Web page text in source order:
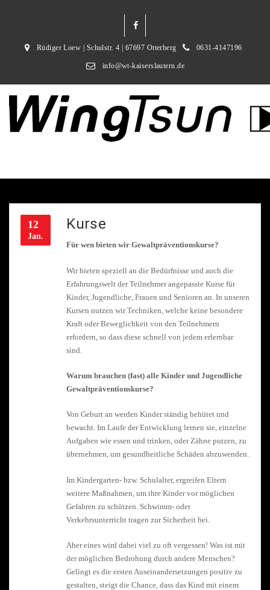
Rüdiger Loew | Schulstr. 4 | 67697 Otterberg 0631-4147196
info@wt-kaiserslautern.de
12
Jan.
Kurse
Für wen bieten wir Gewaltpräventionskurse?
Wir bieten speziell an die Bedürfnisse und auch die
Erfahrungswelt der Teilnehmer angepasste Kurse für
Kinder, Jugendliche, Frauen und Senioren an. In unseren
Kursen nutzen wir Techniken, welche keine besondere
Kraft oder Beweglichkeit von den Teilnehmern
erfordern, so dass diese schnell von jedem erlernbar
sind.
Warum brauchen (fast) alle Kinder und Jugendliche
Gewaltpräventionskurse?
Von Geburt an werden Kinder ständig behütet und
bewacht. Im Laufe der Entwicklung lernen sie, einzelne
Aufgaben wie essen und trinken, oder Zähne putzen, zu
übernehmen, um gesundheitliche Schäden abzuwenden.
Im Kindergarten- bzw. Schulalter, ergreifen Eltern
weitere Maßnahmen, um ihre Kinder vor möglichen
Gefahren zu schützen. Schwimm- oder
Verkehrsunterricht tragen zur Sicherheit bei.
Aber eines wird dabei viel zu oft vergessen! Was ist mit
der möglichen Bedrohung durch andere Menschen?
Gelingt es die ersten Auseinandersetzungen positiv zu
gestalten, steigt die Chance, dass das Kind mit einem